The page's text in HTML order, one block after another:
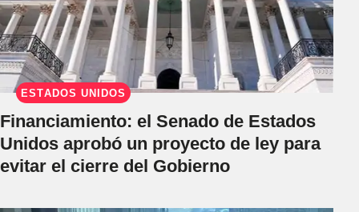
ESTADOS UNIDOS
Financiamiento: el Senado de Estados
Unidos aprobó un proyecto de ley para
evitar el cierre del Gobierno